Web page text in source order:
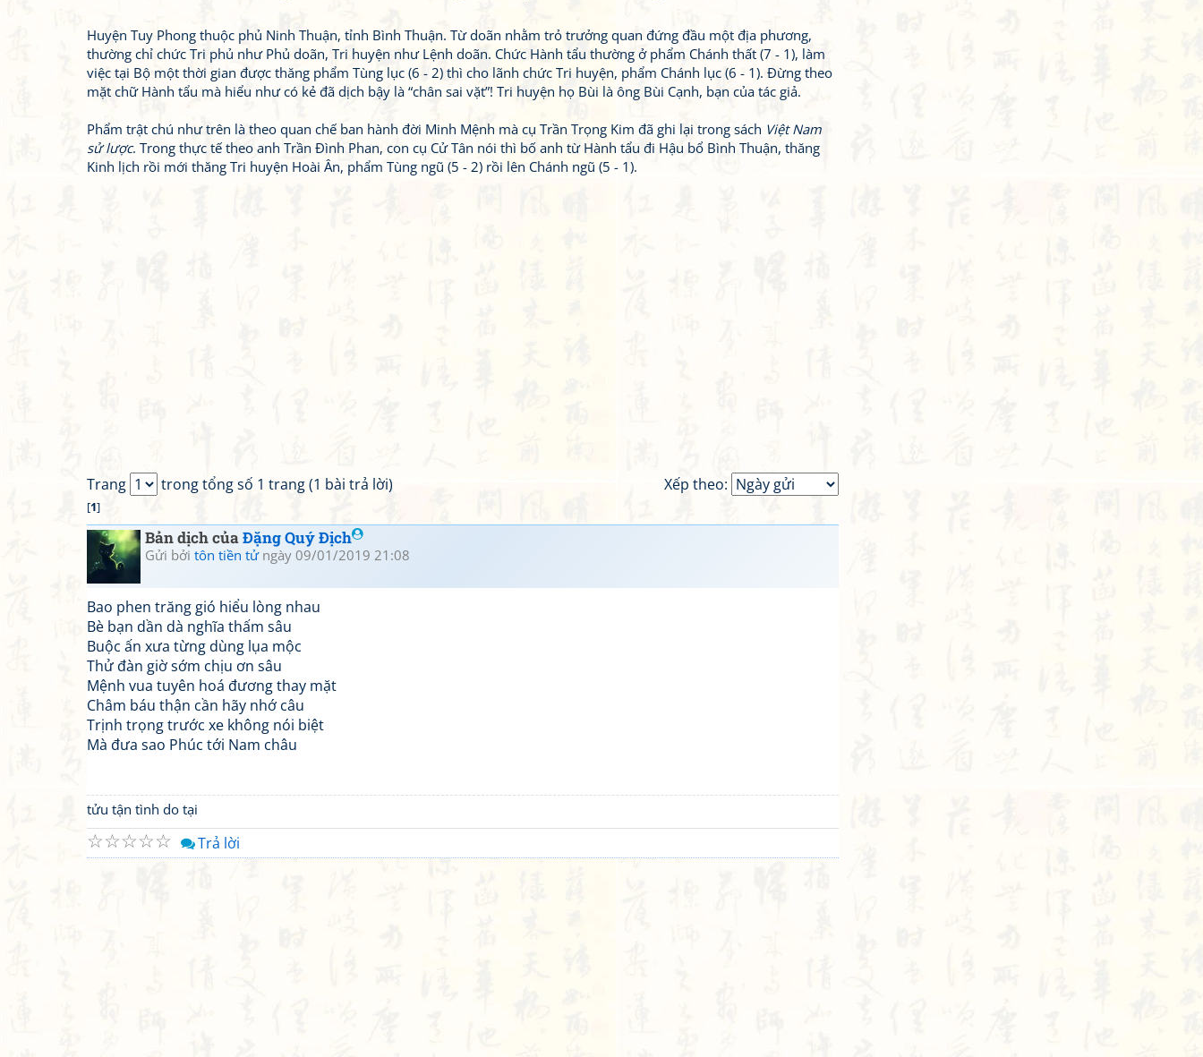
Huyện Tuy Phong thuộc phủ Ninh Thuận, tỉnh Bình Thuận. Từ doãn nhằm trỏ trưởng quan đứng đầu một địa phương,
thường chỉ chức Tri phủ như Phủ doãn, Tri huyện như Lệnh doãn. Chức Hành tẩu thường ở phẩm Chánh thất (7 - 1), làm
việc tại Bộ một thời gian được thăng phẩm Tùng lục (6 - 2) thì cho lãnh chức Tri huyện, phẩm Chánh lục (6 - 1). Đừng theo
mặt chữ Hành tẩu mà hiểu như có kẻ đã dịch bậy là “chân sai vặt”! Tri huyện họ Bùi là ông Bùi Cạnh, bạn của tác giả.
Phẩm trật chú như trên là theo quan chế ban hành đời Minh Mệnh mà cụ Trần Trọng Kim đã ghi lại trong sách Việt Nam
sử lược. Trong thực tế theo anh Trần Đình Phan, con cụ Cử Tân nói thì bố anh từ Hành tẩu đi Hậu bổ Bình Thuận, thăng
Kinh lịch rồi mới thăng Tri huyện Hoài Ân, phẩm Tùng ngũ (5 - 2) rồi lên Chánh ngũ (5 - 1).
Xếp theo:
Trang trong tổng số 1 trang (1 bài trả lời)
[1]
Bản dịch củaĐặng Quý Địch
Gửi bởi tôn tiền tửngày 09/01/2019 21:08
Bao phen trăng gió hiểu lòng nhau
Bè bạn dần dà nghĩa thấm sâu
Buộc ấn xưa từng dùng lụa mộc
Thử đàn giờ sớm chịu ơn sâu
Mệnh vua tuyên hoá đương thay mặt
Châm báu thận cần hãy nhớ câu
Trịnh trọng trước xe không nói biệt
Mà đưa sao Phúc tới Nam châu
tửu tận tình do tại
☆
☆
☆
☆
☆ Trả lời